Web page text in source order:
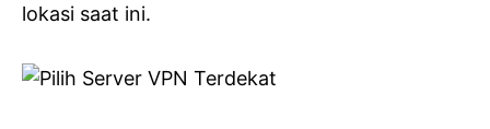
lokasi saat ini.